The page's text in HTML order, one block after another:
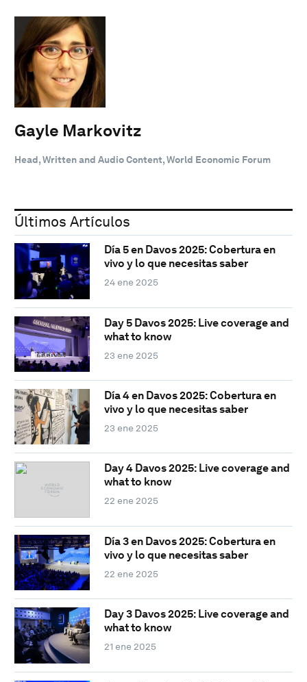
Gayle Markovitz
Head, Written and Audio Content, World Economic Forum
Últimos Artículos
Día 5 en Davos 2025: Cobertura en
vivo y lo que necesitas saber
24 ene 2025
Day 5 Davos 2025: Live coverage and
what to know
23 ene 2025
Día 4 en Davos 2025: Cobertura en
vivo y lo que necesitas saber
23 ene 2025
Day 4 Davos 2025: Live coverage and
what to know
22 ene 2025
Día 3 en Davos 2025: Cobertura en
vivo y lo que necesitas saber
22 ene 2025
Day 3 Davos 2025: Live coverage and
what to know
21 ene 2025